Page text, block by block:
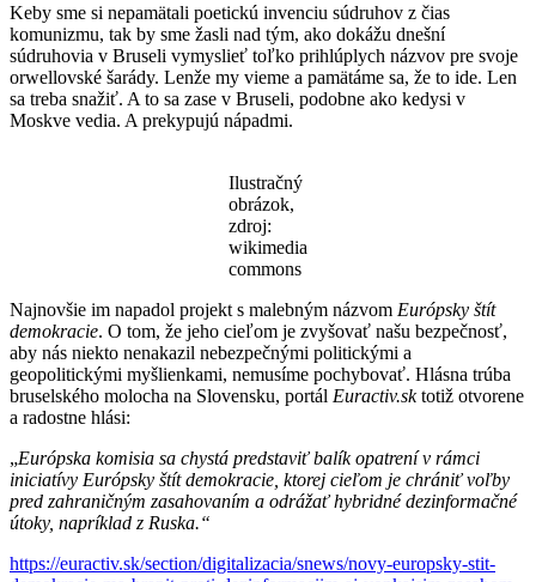
Keby sme si nepamätali poetickú invenciu súdruhov z čias
komunizmu, tak by sme žasli nad tým, ako dokážu dnešní
súdruhovia v Bruseli vymyslieť toľko prihlúplych názvov pre svoje
orwellovské šarády. Lenže my vieme a pamätáme sa, že to ide. Len
sa treba snažiť. A to sa zase v Bruseli, podobne ako kedysi v
Moskve vedia. A prekypujú nápadmi.
Ilustračný
obrázok,
zdroj:
wikimedia
commons
Najnovšie im napadol projekt s malebným názvom Európsky štít
demokracie. O tom, že jeho cieľom je zvyšovať našu bezpečnosť,
aby nás niekto nenakazil nebezpečnými politickými a
geopolitickými myšlienkami, nemusíme pochybovať. Hlásna trúba
bruselského molocha na Slovensku, portál Euractiv.sktotiž otvorene
a radostne hlási:
„Európska komisia sa chystá predstaviť balík opatrení v rámci
iniciatívy Európsky štít demokracie, ktorej cieľom je chrániť voľby
pred zahraničným zasahovaním a odrážať hybridné dezinformačné
útoky, napríklad z Ruska.“
https://euractiv.sk/section/digitalizacia/snews/novy-europsky-stit-